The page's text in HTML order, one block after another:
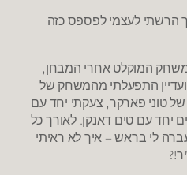
הרשתי לעצמי לפספס כזה
המוקלט אחרי המבחן,
התפעלתי מהמשחק של
טוני פארקר, צעקתי יחד עם
יחד עם טים דאנקן. לאורך כל
לי בראש – איך לא ראיתי